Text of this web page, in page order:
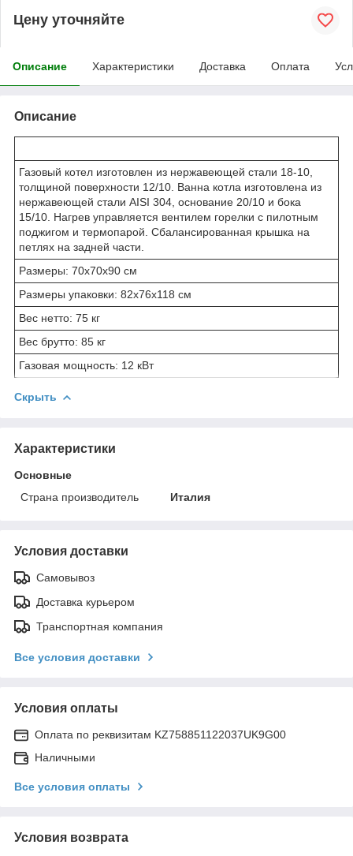
Цену уточняйте
Описание Характеристики Доставка Оплата
Описание
Газовый котел изготовлен из нержавеющей стали 18-10,
толщиной поверхности 12/10. Ванна котла изготовлена из
нержавеющей стали AISI 304, основание 20/10 и бока
15/10. Нагрев управляется вентилем горелки с пилотным
поджигом и термопарой. Сбалансированная крышка на
петлях на задней части.
Размеры: 70x70x90 см
Размеры упаковки: 82x76x118 см
Вес нетто: 75 кг
Вес брутто: 85 кг
Газовая мощность: 12 кВт
Скрыть
Характеристики
Основные
Страна производитель
Италия
Условия доставки
Самовывоз
Доставка курьером
Транспортная компания
Все условия доставки
Условия оплаты
Оплата по реквизитам KZ758851122037UK9G00
Наличными
Все условия оплаты
Условия возврата